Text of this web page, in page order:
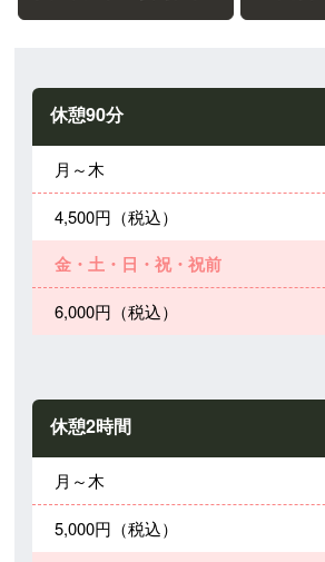
休憩90分
月～木
4,500円（税込）
金・土・日・祝・祝前
6,000円（税込）
休憩2時間
月～木
5,000円（税込）